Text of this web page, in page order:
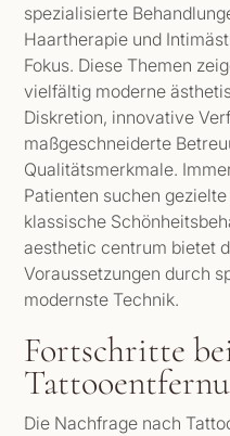
spezialisierte
Haartherapie und
Fokus. Diese Themen
vielfältig moderne
Diskretion, innovative
maßgeschneiderte
Qualitätsmerkmale.
Patienten suchen
klassische
aesthetic centrum bietet
Voraussetzungen durch
modernste Technik.
Fortschritte
Die Nachfrage nach